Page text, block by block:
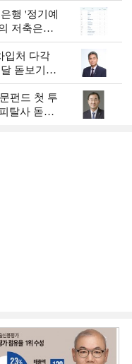
행 '정기예
저축은행
입처 다각
돋보기
펀드 첫 투
탈사 돋보